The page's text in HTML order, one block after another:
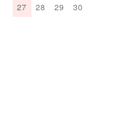
27
28 29 30